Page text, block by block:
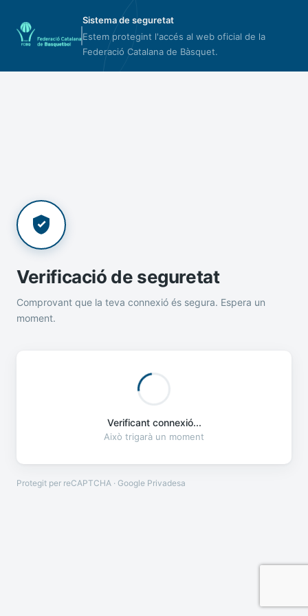
Sistema de seguretat
Estem protegint l'accés al web oficial de la
Federació Catalana de Bàsquet.
Verificació de seguretat
Comprovant que la teva connexió és segura. Espera un
moment.
Verificant connexió...
Això trigarà un moment
Protegit per reCAPTCHA · Google Privadesa